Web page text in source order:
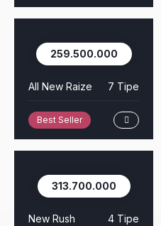
259.500.000
All New Raize 7 Tipe
Best Seller
313.700.000
New Rush 4 Tipe